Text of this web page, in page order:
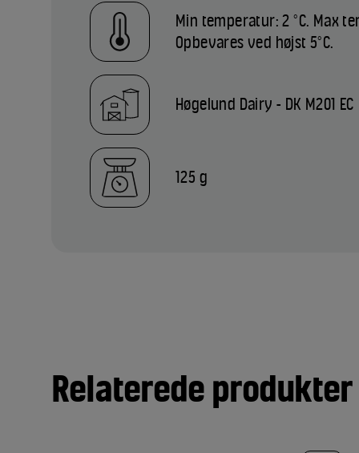
Min temperatur: 2 °C. Max
Opbevares ved højst 5°C.
Høgelund Dairy - DK M201 EC
125 g
Relaterede produkter